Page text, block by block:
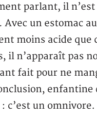
parlant, il n’est
un estomac
moins acide que
il n’apparaît pas
fait pour ne
enfantine
c’est un